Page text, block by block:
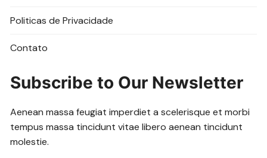
Politicas de Privacidade
Contato
Subscribe to Our Newsletter
Aenean massa feugiat imperdiet a scelerisque et morbi
tempus massa tincidunt vitae libero aenean tincidunt
molestie.